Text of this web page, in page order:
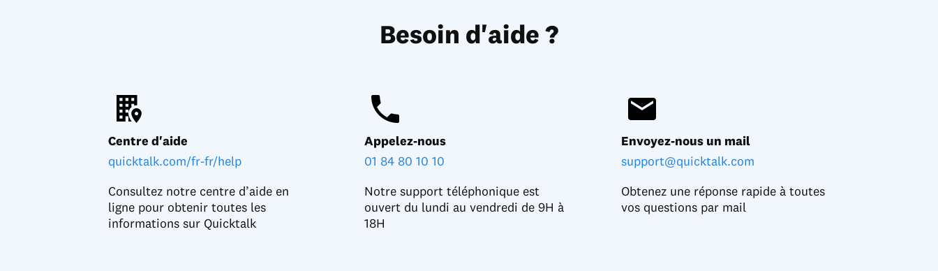
Besoin d'aide ?
Centre d'aide
quicktalk.com/fr-fr/help
Consultez notre centre d’aide en
ligne pour obtenir toutes les
informations sur Quicktalk
Appelez-nous
01 84 80 10 10
Notre support téléphonique est
ouvert du lundi au vendredi de 9H à
18H
Envoyez-nous un mail
support@quicktalk.com
Obtenez une réponse rapide à toutes
vos questions par mail